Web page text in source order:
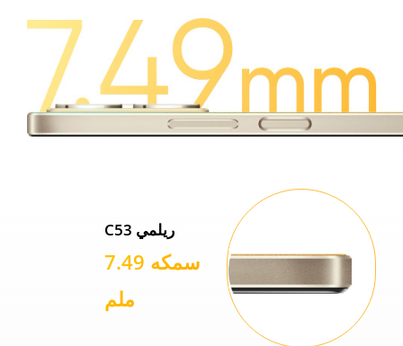
ريلمي C53
سمكه 7.49
ملم